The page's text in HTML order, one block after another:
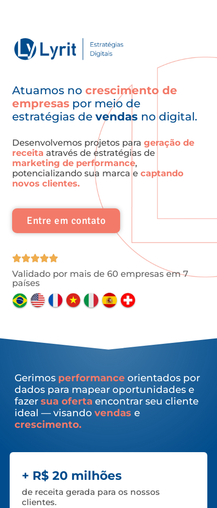
Atuamos no crescimento de
empresas por meio de
estratégias de vendas no digital.
Desenvolvemos projetos para geração de
receita através de estratégias de
marketing de performance,
potencializando sua marca e captando
novos clientes.
Entre em contato
Validado por mais de 60 empresas em 7
países
Gerimos performance orientados por
dados para mapear oportunidades e
fazer sua oferta encontrar seu cliente
ideal — visando vendas e
crescimento.
+ R$ 20 milhões
de receita gerada para os nossos
clientes.